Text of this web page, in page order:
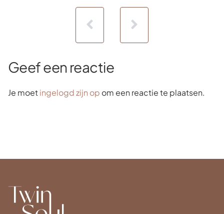
Geef een reactie
Je moetingelogd zijn op om een reactie te plaatsen.